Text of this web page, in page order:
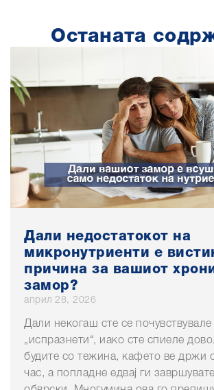
Останата
Дали недостатокот на
микронутриенти е
причина за вашиот
замор?
април 28, 2026
Дали некогаш сте се почувствувале
„испразнети“, иако сте спиеле
будите со тежина, кафето ве држи
час, а попладне едвај ги